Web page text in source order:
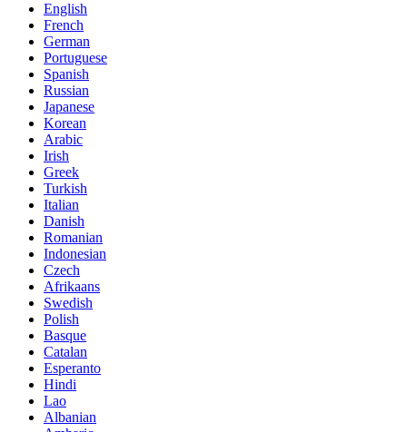
English
French
German
Portuguese
Spanish
Russian
Japanese
Korean
Arabic
Irish
Greek
Turkish
Italian
Danish
Romanian
Indonesian
Czech
Afrikaans
Swedish
Polish
Basque
Catalan
Esperanto
Hindi
Lao
Albanian